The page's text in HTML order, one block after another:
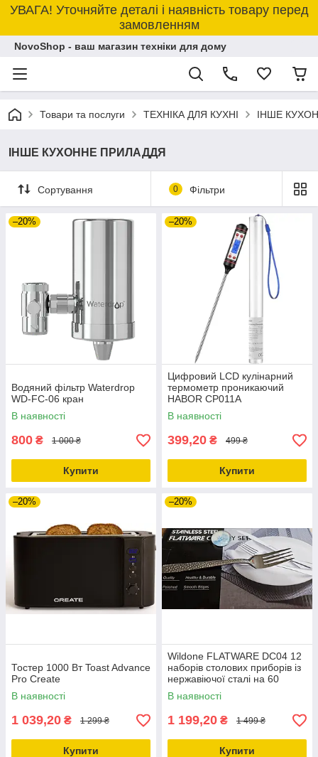
УВАГА! Уточняйте деталі і наявність товару перед
замовленням
NovoShop - ваш магазин техніки для дому
Товари та послуги ТЕХНІКА ДЛЯ КУХНІ ІНШЕ
ІНШЕ КУХОННЕ ПРИЛАДДЯ
Сортування 0 Фільтри
–20%
Водяний фільтр Waterdrop
WD-FC-06 кран
В наявності
800 ₴ 1 000 ₴
Купити
–20%
Цифровий LCD кулінарний
термометр проникаючий
HABOR CP011A
В наявності
399,20 ₴ 499 ₴
Купити
–20%
Тостер 1000 Вт Toast Advance
Pro Create
В наявності
1 039,20 ₴ 1 299 ₴
Купити
–20%
Wildone FLATWARE DC04 12
наборів столових приборів із
нержавіючої сталі на 60
предметів
В наявності
1 199,20 ₴ 1 499 ₴
Купити